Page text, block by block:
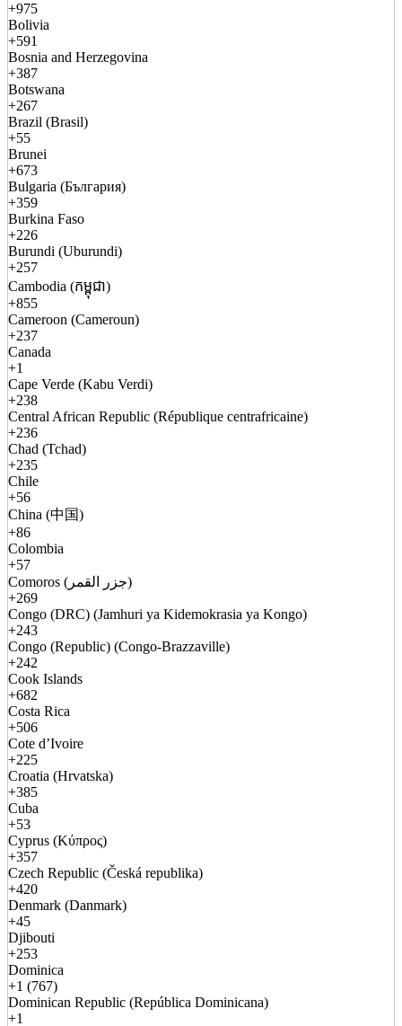
+975
Bolivia
+591
Bosnia and Herzegovina
+387
Botswana
+267
Brazil (Brasil)
+55
Brunei
+673
Bulgaria (България)
+359
Burkina Faso
+226
Burundi (Uburundi)
+257
Cambodia (កម្ពុជា)
+855
Cameroon (Cameroun)
+237
Canada
+1
Cape Verde (Kabu Verdi)
+238
Central African Republic (République centrafricaine)
+236
Chad (Tchad)
+235
Chile
+56
China (中国)
+86
Colombia
+57
Comoros (جزر القمر)
+269
Congo (DRC) (Jamhuri ya Kidemokrasia ya Kongo)
+243
Congo (Republic) (Congo-Brazzaville)
+242
Cook Islands
+682
Costa Rica
+506
Cote d’Ivoire
+225
Croatia (Hrvatska)
+385
Cuba
+53
Cyprus (Κύπρος)
+357
Czech Republic (Česká republika)
+420
Denmark (Danmark)
+45
Djibouti
+253
Dominica
+1 (767)
Dominican Republic (República Dominicana)
+1